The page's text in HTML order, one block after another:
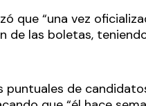
que “una vez
de las boletas,
puntuales de